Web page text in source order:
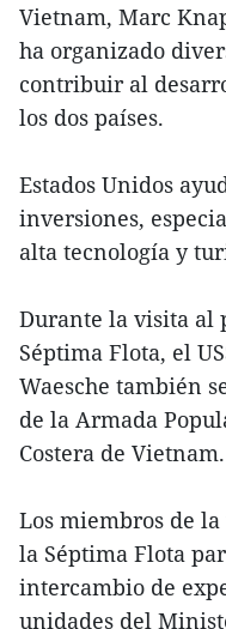
Vietnam, Marc
ha organizado
contribuir al
los dos países.
Estados Unidos
inversiones,
alta tecnología y
Durante la visita al
Séptima Flota, el
Waesche también
de la Armada
Costera de Vietnam.
Los miembros de
la Séptima Flota
intercambio de
unidades del